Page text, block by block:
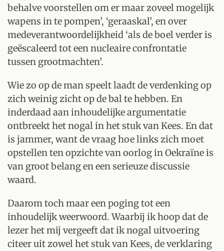
behalve voorstellen om er maar zoveel mogelijk
wapens in te pompen’, ‘geraaskal’, en over
medeverantwoordelijkheid ‘als de boel verder is
geëscaleerd tot een nucleaire confrontatie
tussen grootmachten’.
Wie zo op de man speelt laadt de verdenking op
zich weinig zicht op de bal te hebben. En
inderdaad aan inhoudelijke argumentatie
ontbreekt het nogal in het stuk van Kees. En dat
is jammer, want de vraag hoe links zich moet
opstellen ten opzichte van oorlog in Oekraïne is
van groot belang en een serieuze discussie
waard.
Daarom toch maar een poging tot een
inhoudelijk weerwoord. Waarbij ik hoop dat de
lezer het mij vergeeft dat ik nogal uitvoering
citeer uit zowel het stuk van Kees, de verklaring